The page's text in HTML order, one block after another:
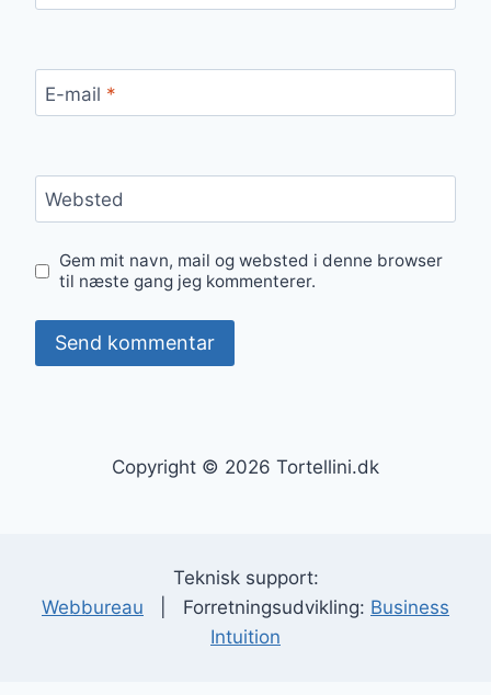
E-mail *
Websted
Gem mit navn, mail og websted i denne browser
til næste gang jeg kommenterer.
Copyright © 2026 Tortellini.dk
Teknisk support:
Webbureau | Forretningsudvikling: Business
Intuition